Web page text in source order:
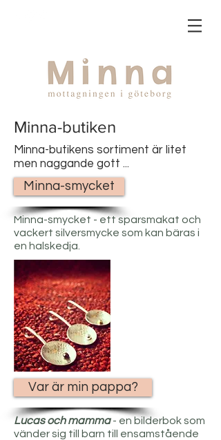
Minna-butiken
Minna-butikens sortiment är litet
men naggande gott ...
Minna-smycket
Minna-smycket - ett sparsmakat och
vackert silversmycke som kan bäras i
en halskedja.
Var är min pappa?
Lucas och mamma- en bilderbok som
vänder sig till barn till ensamstående